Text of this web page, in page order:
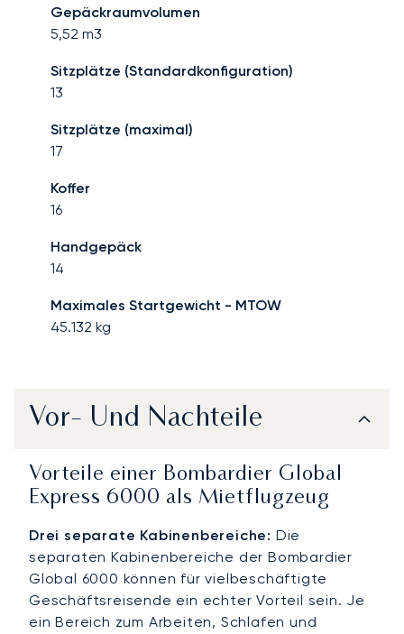
Gepäckraumvolumen
5,52 m3
Sitzplätze (Standardkonfiguration)
13
Sitzplätze (maximal)
17
Koffer
16
Handgepäck
14
Maximales Startgewicht - MTOW
45.132 kg
Vor- Und Nachteile
Vorteile einer Bombardier Global
Express 6000 als Mietflugzeug
Drei separate Kabinenbereiche: Die
separaten Kabinenbereiche der Bombardier
Global 6000 können für vielbeschäftigte
Geschäftsreisende ein echter Vorteil sein. Je
ein Bereich zum Arbeiten, Schlafen und